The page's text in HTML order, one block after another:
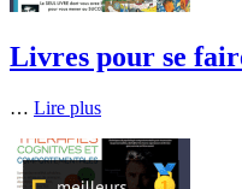
Livres pour se
… Lire plus